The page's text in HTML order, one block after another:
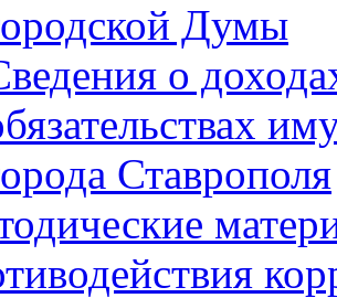
Думы
о
Ставрополя